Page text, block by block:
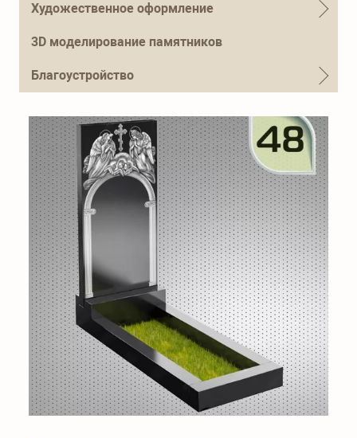
Художественное оформление
3D моделирование памятников
Благоустройство